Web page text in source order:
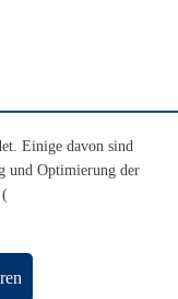
Einige davon sind
und Optimierung der
(